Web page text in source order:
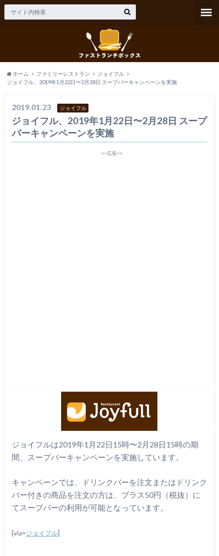
ホーム ファミリーレストラン
ジョイフル
ジョイフル、2019年1月22日〜2月28日 スープバーキャンペーンを実施
2019.01.23 ジョイフル
ジョイフル、2019年1月22日〜2月28日 スープ
バーキャンペーンを実施
<<広告>>
ジョイフルは2019年1月22日15時〜2月28日15時の期
間、スープバーキャンペーンを実施しています。
キャンペーンでは、ドリンクバーを注文またはドリンク
バー付きの商品を注文の方は、プラス50円（税抜）に
てスープバーの利用が可能となっています。
[via=ジョイフル]